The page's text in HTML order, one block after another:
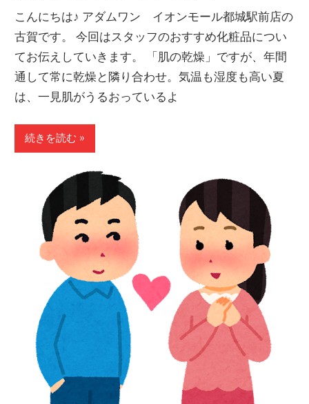
こんにちは♪ アダムワン イオンモール都城駅前店の
古賀です。 今回はスタッフのおすすめ化粧品につい
てお伝えしていきます。 「肌の乾燥」ですが、年間
通して常に乾燥と隣り合わせ。気温も湿度も高い夏
は、一見肌がうるおっているよ
続きを読む »